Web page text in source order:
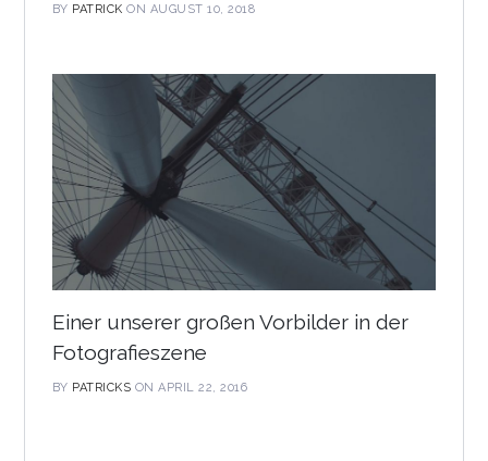
BY PATRICK ON AUGUST 10, 2018
Einer unserer großen Vorbilder in der
Fotografieszene
BY PATRICKS ON APRIL 22, 2016